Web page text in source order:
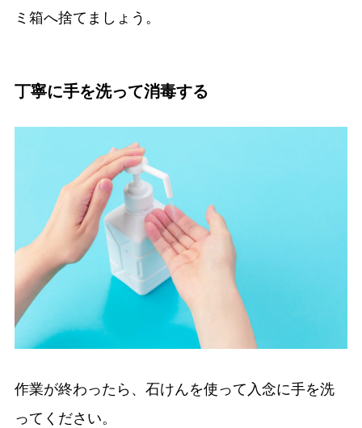
ミ箱へ捨てましょう。
丁寧に手を洗って消毒する
作業が終わったら、石けんを使って入念に手を洗
ってください。